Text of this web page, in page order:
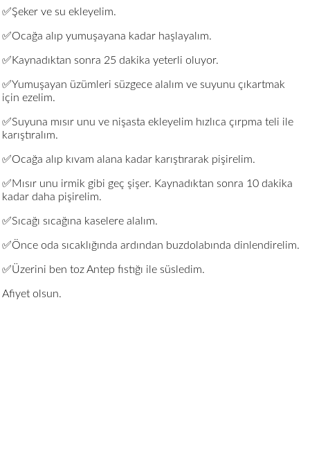
✅Şeker ve su ekleyelim.
✅Ocağa alıp yumuşayana kadar haşlayalım.
✅Kaynadıktan sonra 25 dakika yeterli oluyor.
✅Yumuşayan üzümleri süzgece alalım ve suyunu çıkartmak
için ezelim.
✅Suyuna mısır unu ve nişasta ekleyelim hızlıca çırpma teli ile
karıştıralım.
✅Ocağa alıp kıvam alana kadar karıştırarak pişirelim.
✅Mısır unu irmik gibi geç şişer. Kaynadıktan sonra 10 dakika
kadar daha pişirelim.
✅Sıcağı sıcağına kaselere alalım.
✅Önce oda sıcaklığında ardından buzdolabında dinlendirelim.
✅Üzerini ben toz Antep fıstığı ile süsledim.
Afiyet olsun.